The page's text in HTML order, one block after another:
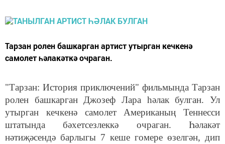
Тарзан ролен башкарган артист утырган кечкенә
самолет һәлакәткә очраган.
"Тарзан: История приключений" фильмында Тарзан
ролен башкарган Джозеф Лара һәлак булган. Ул
утырган кечкенә самолет Американың Теннесси
штатында бәхетсезлеккә очраган. Һәлакәт
нәтиҗәсендә барлыгы 7 кеше гомере өзелгән, дип